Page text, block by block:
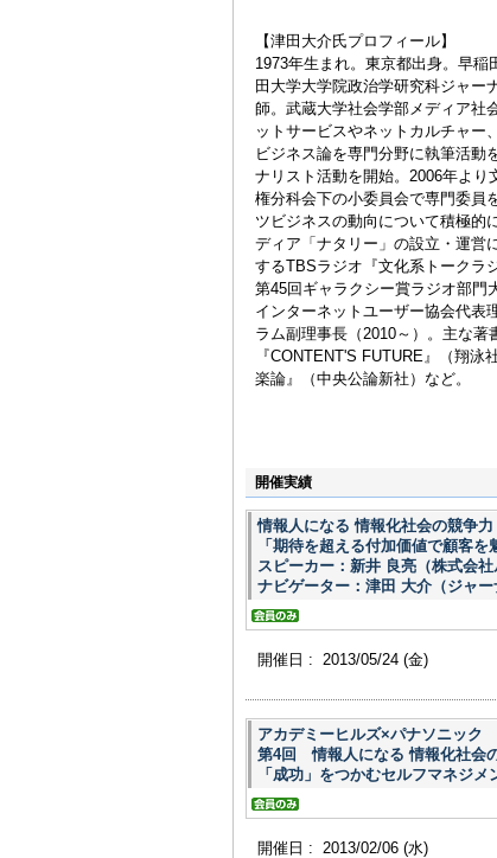
【津田大介氏プロフィール】
1973年生まれ。東京都出身。早稲
田大学大学院政治学研究科ジャー
師。武蔵大学社会学部メディア社
ットサービスやネットカルチャー
ビジネス論を専門分野に執筆活動
ナリスト活動を開始。2006年より
権分科会下の小委員会で専門委員
ツビジネスの動向について積極的
ディア「ナタリー」の設立・運営
するTBSラジオ『文化系トークラ
第45回ギャラクシー賞ラジオ部門
インターネットユーザー協会代表
ラム副理事長（2010～）。主な著
『CONTENT'S FUTURE』（翔
楽論』（中央公論新社）など。
開催実績
情報人になる 情報化社会の競争力
「期待を超える付加価値で顧客を
スピーカー：新井 良亮（株式会社
ナビゲーター：津田 大介（ジャー
開催日 : 2013/05/24 (金)
アカデミーヒルズ×パナソニック
第4回 情報人になる 情報化社会
「成功」をつかむセルフマネジメ
開催日 : 2013/02/06 (水)